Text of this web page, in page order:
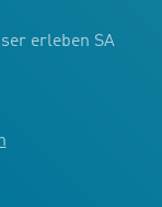
erleben SA